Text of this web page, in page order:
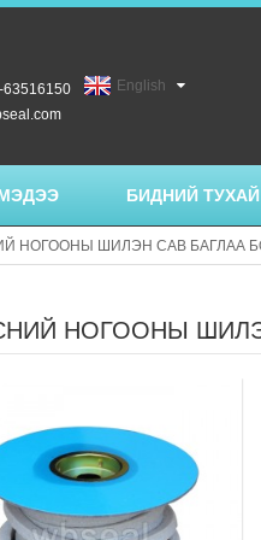
63516150
English
БИДНИЙ ТУХАЙ
НОГООНЫ ШИЛЭН САВ БАГЛАА
НОГООНЫ